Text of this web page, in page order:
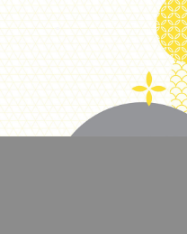
. 吸卡兩用
附卡水